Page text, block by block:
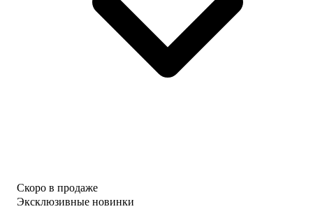
Скоро в продаже
Эксклюзивные новинки